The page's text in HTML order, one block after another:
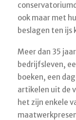
ook maar met
beslagen ten ijs
Meer dan 35
bedrijfsleven,
boeken, een
artikelen uit de
het zijn enkele